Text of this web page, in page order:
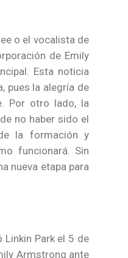
o el vocalista de
de Emily
Esta noticia
pues la alegría de
Por otro lado, la
no haber sido el
la formación y
funcionará. Sin
nueva etapa para
Park el 5 de
Armstrong ante